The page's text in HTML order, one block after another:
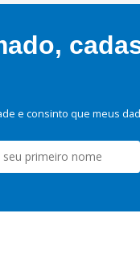
e consinto que meus